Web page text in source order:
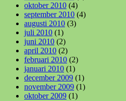
oktober 2010 (4)
september 2010 (4)
augusti 2010 (3)
juli 2010 (1)
juni 2010 (2)
april 2010 (2)
februari 2010 (2)
januari 2010 (1)
december 2009 (1)
november 2009 (1)
oktober 2009 (1)